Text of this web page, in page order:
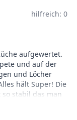
hilfreich: 0
aufgewertet.
und auf der
und Löcher
hält Super! Die
stabil das man
und
Schere und